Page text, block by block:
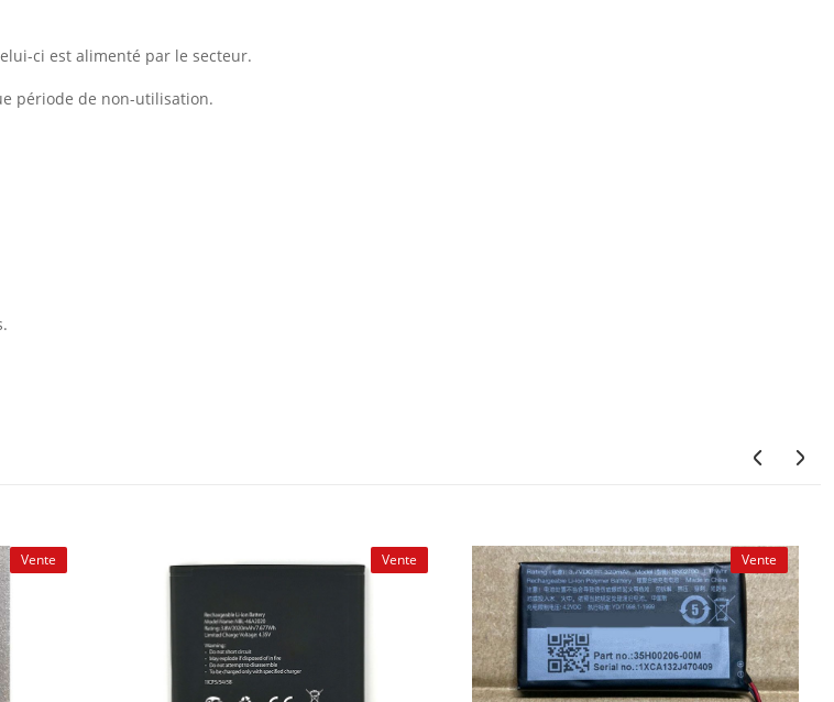
ci est alimenté par le secteur.
période de non-utilisation.
Vente Vente Vente